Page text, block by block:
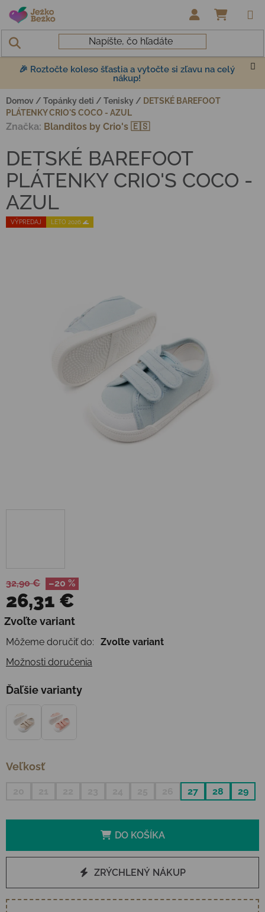
Prejsť na obsah
🎉 Roztočte koleso šťastia a vytočte si zľavu na celý
nákup!
Domov / Topánky deti / Tenisky / DETSKÉ BAREFOOT
PLÁTENKY CRIO'S COCO - AZUL
32,90 € –20 %
26,31 €
Jednotková cena:
Zvoľte variant
Môžeme doručiť do:
Zvoľte variant
Možnosti doručenia
Ďaľšie varianty
Veľkosť
27 28 29
DO KOŠÍKA
ZRÝCHLENÝ NÁKUP
VÝPREDAJ LETO 2026 🌊
DETSKÉ BAREFOOT
PLÁTENKY CRIO'S COCO -
AZUL
Značka: Blanditos by Crio's 🇪🇸